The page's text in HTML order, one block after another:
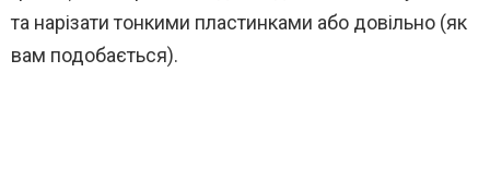
та нарізати тонкими пластинками або довільно (як
вам подобається).